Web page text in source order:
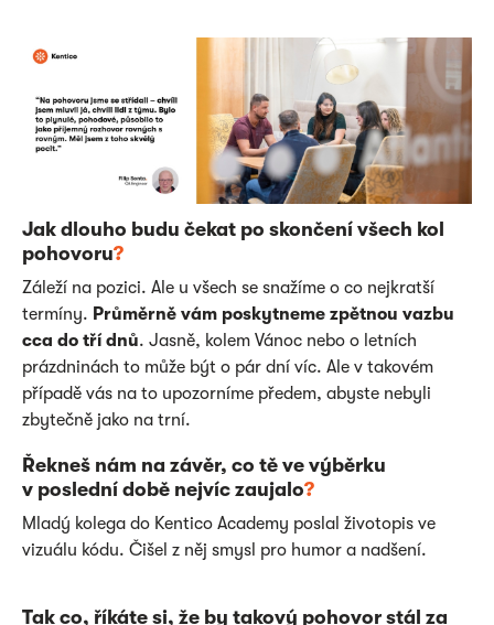
Jak dlouho budu čekat po skončení všech kol
pohovoru?
Záleží na pozici. Ale u všech se snažíme o co nejkratší
termíny. Průměrně vám poskytneme zpětnou vazbu
cca do tří dnů. Jasně, kolem Vánoc nebo o letních
prázdninách to může být o pár dní víc. Ale v takovém
případě vás na to upozorníme předem, abyste nebyli
zbytečně jako na trní.
Řekneš nám na závěr, co tě ve výběrku
v poslední době nejvíc zaujalo?
Mladý kolega do Kentico Academy poslal životopis ve
vizuálu kódu. Čišel z něj smysl pro humor a nadšení.
Tak co, říkáte si, že by takový pohovor stál za